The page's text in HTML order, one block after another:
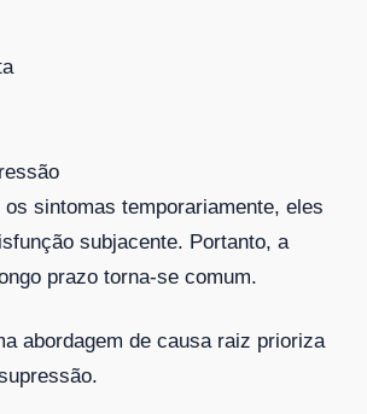
os sintomas temporariamente, eles
subjacente. Portanto, a
prazo torna-se comum.
abordagem de causa raiz prioriza